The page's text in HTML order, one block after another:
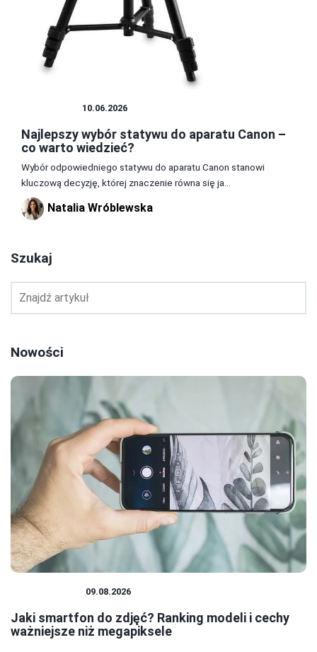
10.06.2026
Najlepszy wybór statywu do aparatu Canon –
co warto wiedzieć?
Wybór odpowiedniego statywu do aparatu Canon stanowi
kluczową decyzję, której znaczenie równa się ja...
Natalia Wróblewska
Szukaj
Nowości
09.08.2026
Jaki smartfon do zdjęć? Ranking modeli i cechy
ważniejsze niż megapiksele